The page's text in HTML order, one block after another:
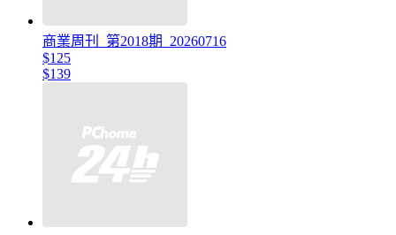
商業周刊_第2018期_20260716
$125
$139